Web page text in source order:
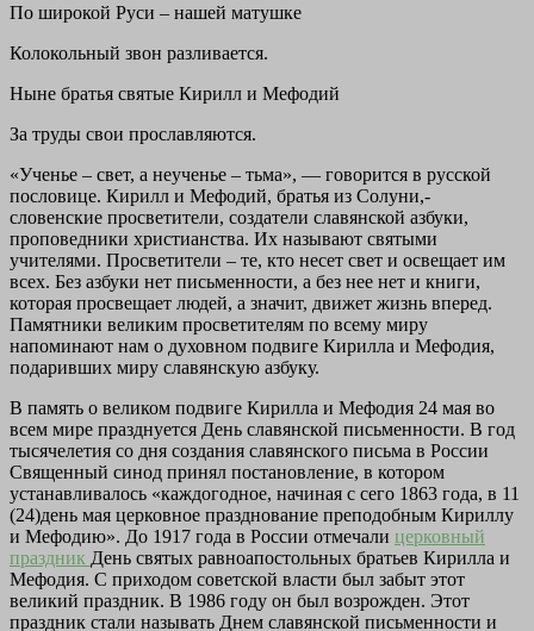
По широкой Руси – нашей матушке
Колокольный звон разливается.
Ныне братья святые Кирилл и Мефодий
За труды свои прославляются.
«Ученье – свет, а неученье – тьма», — говорится в русской
пословице. Кирилл и Мефодий, братья из Солуни,-
словенские просветители, создатели славянской азбуки,
проповедники христианства. Их называют святыми
учителями. Просветители – те, кто несет свет и освещает им
всех. Без азбуки нет письменности, а без нее нет и книги,
которая просвещает людей, а значит, движет жизнь вперед.
Памятники великим просветителям по всему миру
напоминают нам о духовном подвиге Кирилла и Мефодия,
подаривших миру славянскую азбуку.
В память о великом подвиге Кирилла и Мефодия 24 мая во
всем мире празднуется День славянской письменности. В год
тысячелетия со дня создания славянского письма в России
Священный синод принял постановление, в котором
устанавливалось «каждогодное, начиная с сего 1863 года, в 11
(24)день мая церковное празднование преподобным Кириллу
и Мефодию». До 1917 года в России отмечали церковный
праздник День святых равноапостольных братьев Кирилла и
Мефодия. С приходом советской власти был забыт этот
великий праздник. В 1986 году он был возрожден. Этот
праздник стали называть Днем славянской письменности и